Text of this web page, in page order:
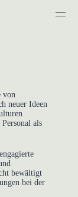
von
neuer Ideen
als
bewältigt
bei der